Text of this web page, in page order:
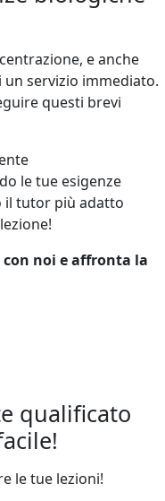
e anche
servizio immediato.
questi brevi
le tue esigenze
il tutor più adatto
con noi e affronta la
qualificato
le tue lezioni!